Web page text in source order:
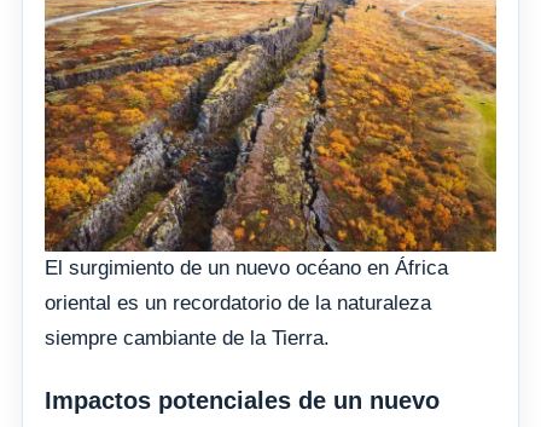
El surgimiento de un nuevo océano en África
oriental es un recordatorio de la naturaleza
siempre cambiante de la Tierra.
Impactos potenciales de un nuevo